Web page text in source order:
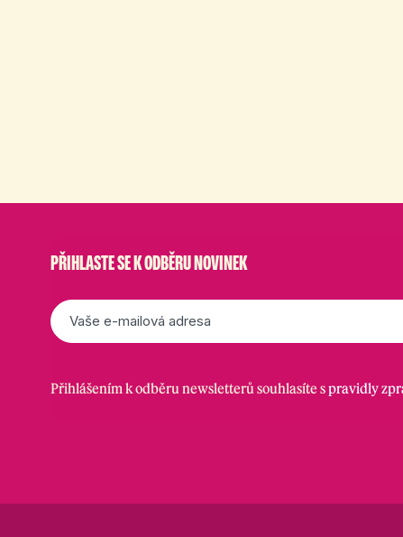
PŘIHLASTE SE K ODBĚRU NOVINEK
E-
mail
Přihlášením k odběru newsletterů souhlasíte spravidly